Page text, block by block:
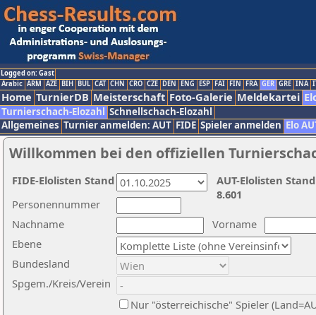
Logged on: Gast
Arabic ARM AZE BIH BUL CAT CHN CRO CZE DEN ENG ESP FAI FIN FRA GER GRE INA
Home TurnierDB Meisterschaft Foto-Galerie Meldekartei
Turnierschach-Elozahl Schnellschach-Elozahl
Allgemeines Turnier anmelden: AUT FIDE Spieler anmelden Elo
Willkommen bei den offiziellen
Nachname
Vorname
Ebene
Personennummer
Bundesland
Spgem./Kreis/Verein
Nur "österreichische" Spieler
AUT-Elolisten
8.601
FIDE-Elolisten Stand